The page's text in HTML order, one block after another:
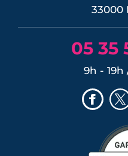
33000
05 35
9h -